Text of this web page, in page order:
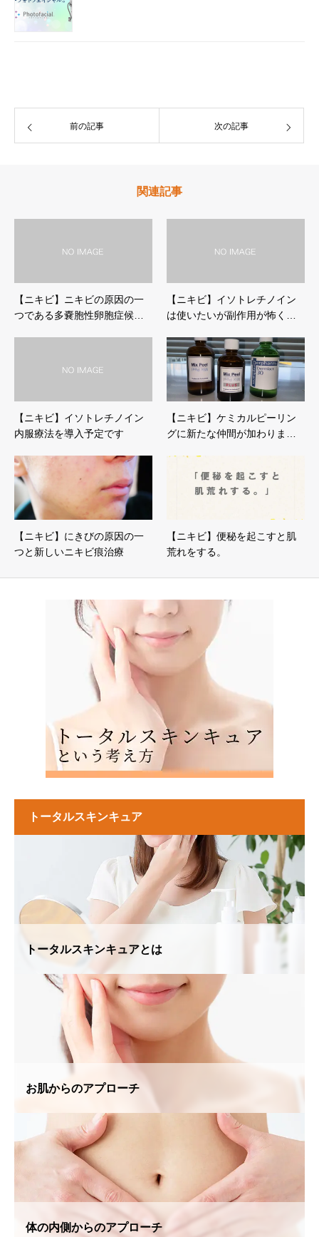
前の記事 次の記事
関連記事
【ニキビ】ニキビの原因の一
つである多嚢胞性卵胞症候…
【ニキビ】イソトレチノイン
は使いたいが副作用が怖く…
【ニキビ】イソトレチノイン
内服療法を導入予定です
【ニキビ】ケミカルピーリン
グに新たな仲間が加わりま…
【ニキビ】にきびの原因の一
つと新しいニキビ痕治療
【ニキビ】便秘を起こすと肌
荒れをする。
トータルスキンキュア
トータルスキンキュアとは
お肌からのアプローチ
体の内側からのアプローチ